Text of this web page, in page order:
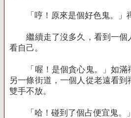
「哼！原來是個好色鬼。」禪
繼續走了沒多久，看到一個
看自己。
「喔！是個貪心鬼。」如滿
另一條街道，一個人從老遠看
雙手不放。
「哈！碰到了個占便宜鬼。」